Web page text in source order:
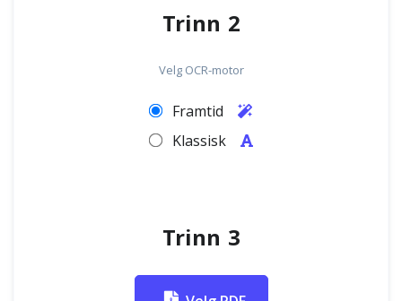
Trinn 2
Velg OCR-motor
Framtid
Klassisk
Trinn 3